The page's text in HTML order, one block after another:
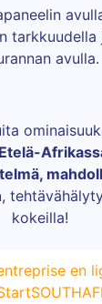
avulla.
,
kokeilla!
en